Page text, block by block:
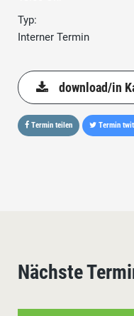
Typ:
Interner Termin
download/in
Termin teilen Termin
Nächste